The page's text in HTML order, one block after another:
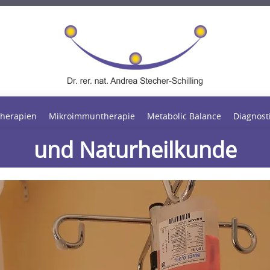
Mikroimmuntherapie Metabolic Balance
für klassische
und Naturheilkunde